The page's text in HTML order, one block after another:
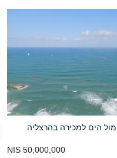
הים למכירה בהרצליה
50,000,000 NIS